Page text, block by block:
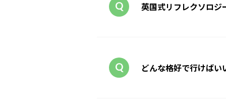
英国式リフレクソロジ
どんな格好で行けば